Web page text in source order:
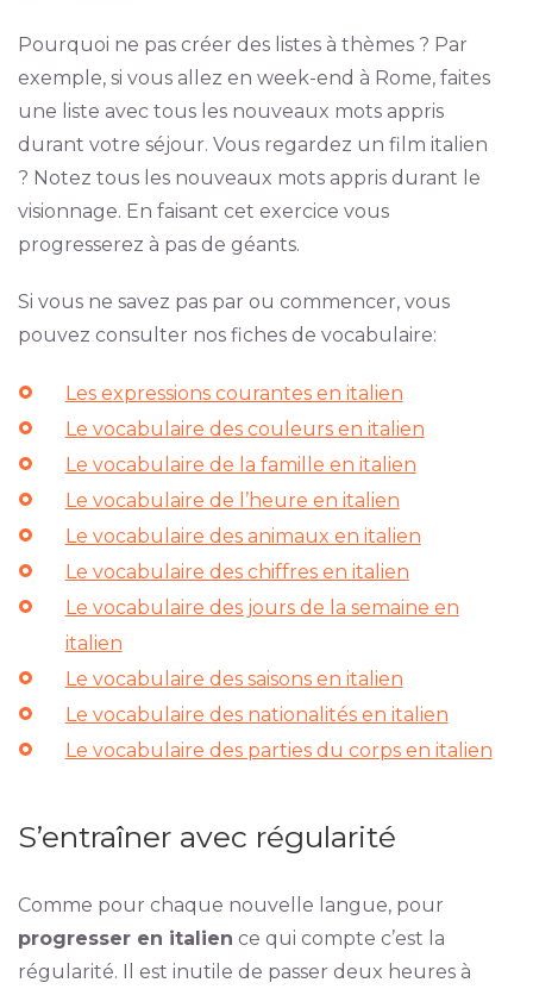
Pourquoi ne pas créer des listes à thèmes ? Par
exemple, si vous allez en week-end à Rome, faites
une liste avec tous les nouveaux mots appris
durant votre séjour. Vous regardez un film italien
? Notez tous les nouveaux mots appris durant le
visionnage. En faisant cet exercice vous
progresserez à pas de géants.
Si vous ne savez pas par ou commencer, vous
pouvez consulter nos fiches de vocabulaire:
Les expressions courantes en italien
Le vocabulaire des couleurs en italien
Le vocabulaire de la famille en italien
Le vocabulaire de l’heure en italien
Le vocabulaire des animaux en italien
Le vocabulaire des chiffres en italien
Le vocabulaire des jours de la semaine en
italien
Le vocabulaire des saisons en italien
Le vocabulaire des nationalités en italien
Le vocabulaire des parties du corps en italien
S’entraîner avec régularité
Comme pour chaque nouvelle langue, pour
progresser en italien ce qui compte c’est la
régularité. Il est inutile de passer deux heures à